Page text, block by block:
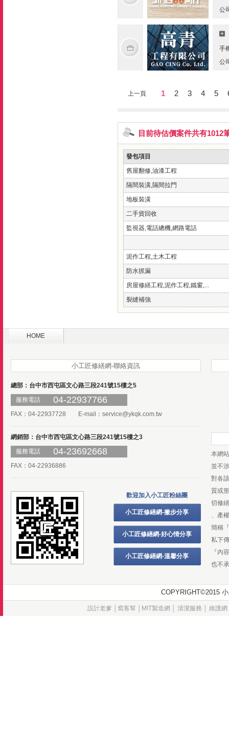
公
手
公
上一頁 1 2 3 4 5
目前待估價案件共有1012
發包項目
舊屋翻修,油漆工程
隔間裝潢,隔間拉門
地板裝潢
二手貨回收
監視器,電話總機,網路電話
泥作工程,土木工程
防水抓漏
房屋修繕工程,泥作工程,鐵窗,...
裂縫補強
HOME
小工匠修繕網-聯絡資訊
總部：台中市西屯區文心路三段241號15樓之5
服務電話
04-22937766
FAX：04-22937728 E-mail： service@ykqk.com.tw
網銷部：台中市西屯區文心路三段241號15樓之3
服務電話
04-23692668
FAX：04-22936886
歡迎加入小工匠粉絲團
小工匠修繕網-撇步分享
小工匠修繕網-好心情分享
小工匠修繕網-溫馨分享
本網
並不
對各
質或
切修
、產
簡稱
私下
『內
也不
設計老爹 窩客幫│ MIT製造網 清潔服務 維護網